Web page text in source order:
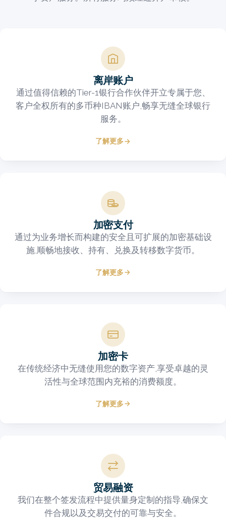
Image
离岸账户
通过值得信赖的Tier-1银行合作伙伴开立专属于您、
客户全权所有的多币种IBAN账户,畅享无缝全球银行
服务。
了解更多
Image
加密支付
通过为业务增长而构建的安全且可扩展的加密基础设
施,顺畅地接收、持有、兑换及转移数字货币。
了解更多
Image
加密卡
在传统经济中无缝使用您的数字资产,享受卓越的灵
活性与全球范围内充裕的消费额度。
了解更多
Image
贸易融资
我们在整个签发流程中提供量身定制的指导,确保文
件合规以及交易交付的可靠与安全。